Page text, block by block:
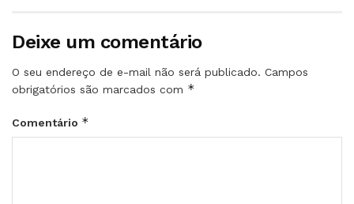
Deixe um comentário
O seu endereço de e-mail não será publicado. Campos
obrigatórios são marcados com *
Comentário *